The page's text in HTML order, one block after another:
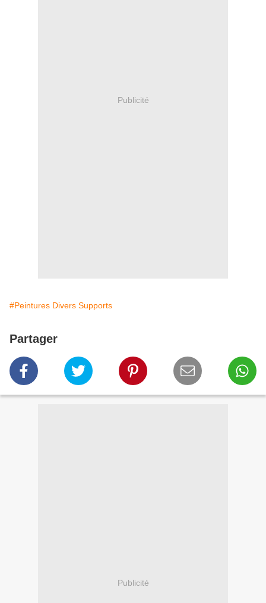
Publicité
#Peintures Divers Supports
Partager
Publicité